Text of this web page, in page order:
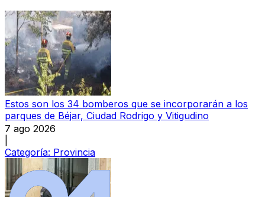
Estos son los 34 bomberos que se incorporarán a los
parques de Béjar, Ciudad Rodrigo y Vitigudino
7 ago 2026
Categoría: Provincia